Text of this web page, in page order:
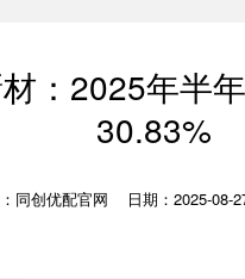
：2025年半
30.83%
同创优配官网 日期：2025-08-